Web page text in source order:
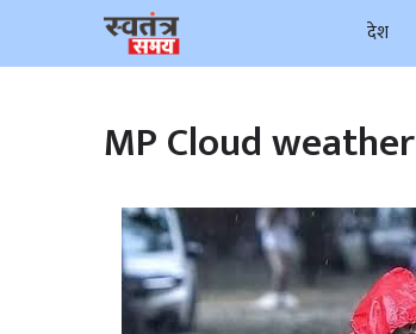
देश
MP Cloud weather